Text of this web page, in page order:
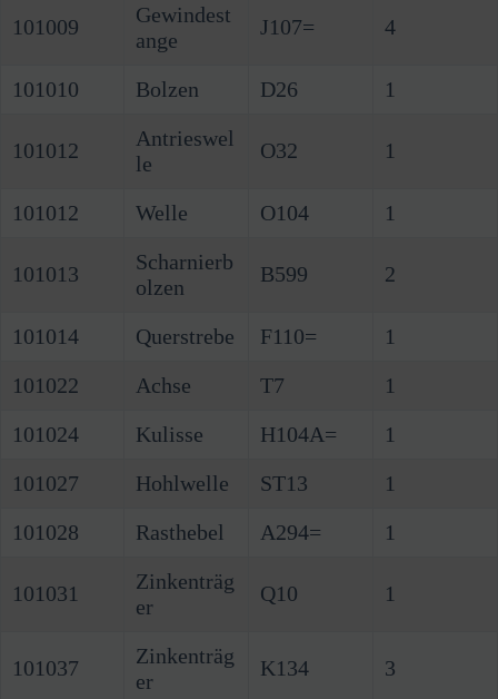
101009
Gewindest
ange
J107= 4
101010 Bolzen D26 1
101012
Antrieswel
le
O32 1
101012 Welle O104 1
101013
Scharnierb
olzen
B599 2
101014 Querstrebe F110=
1
101022
Achse T7
1
101024
Kulisse H104A=
1
101027
Hohlwelle ST13
1
101028
Rasthebel A294= 1
101031
Zinkenträg
er
Q10 1
101037
Zinkenträg
er
K134 3